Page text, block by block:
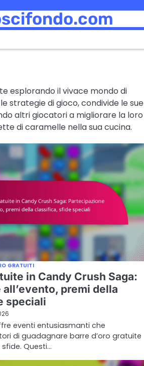
esplorando il vivace mondo di
strategie di gioco, condivide le sue
altri giocatori a migliorare la loro
di caramelle nella sua cucina.
GRATUITI
in Candy Crush Saga:
premi della
speciali
eventi entusiasmanti che
di guadagnare barre d’oro gratuite
Questi…